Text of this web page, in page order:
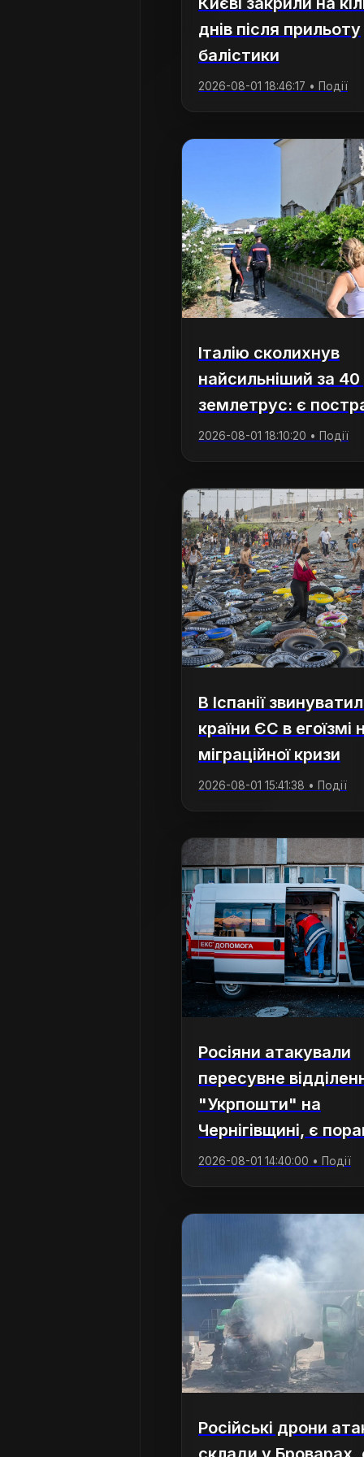
днів після прильоту
балістики
2026-08-01 18:46:17 • Події
Італію сколихнув
найсильніший за 40
землетрус: є
2026-08-01 18:10:20 • Події
В Іспанії
країни ЄС в егоїзмі
міграційної кризи
2026-08-01 15:41:38 • Події
Росіяни атакували
пересувне
"Укрпошти" на
Чернігівщині, є
2026-08-01 14:40:00 • Події
Російські дрони